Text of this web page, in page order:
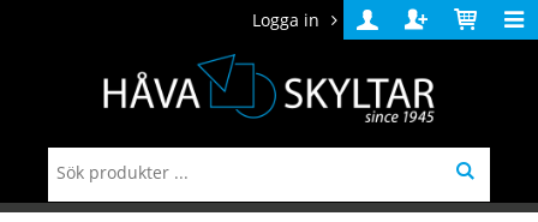
Logga in
Logga
in
Skapa
konto
Varukorg